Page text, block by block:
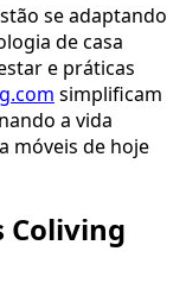
se adaptando
de casa
e práticas
simplificam
a vida
móveis de hoje
Coliving